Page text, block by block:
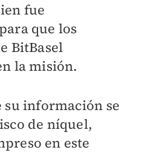
fue
que los
BitBasel
la misión.
su información se
de níquel,
en este